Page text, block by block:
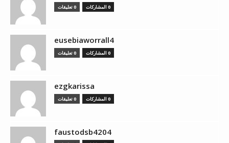
0 المشاركات 0 تعليقات
eusebiaworrall4
0 المشاركات 0 تعليقات
ezgkarissa
0 المشاركات 0 تعليقات
faustodsb4204